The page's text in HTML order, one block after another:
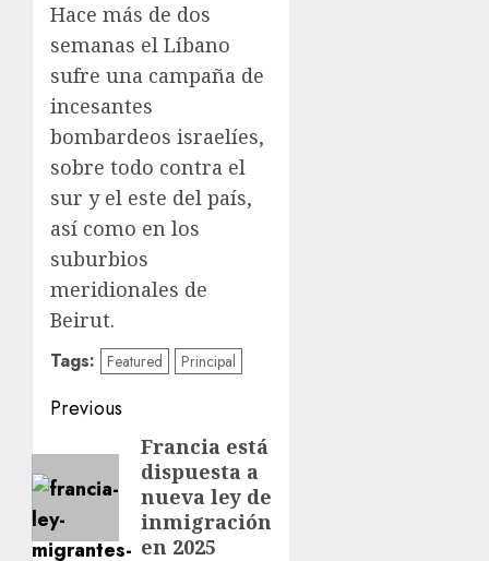
Hace más de dos
semanas el Líbano
sufre una campaña de
incesantes
bombardeos israelíes,
sobre todo contra el
sur y el este del país,
así como en los
suburbios
meridionales de
Beirut.
Tags: Featured Principal
Previous
Francia está
dispuesta a
nueva ley de
inmigración
en 2025